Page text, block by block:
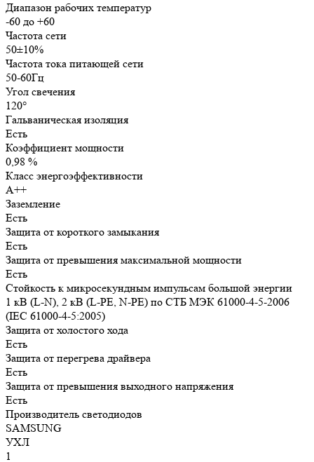
Диапазон рабочих температур
-60 до +60
Частота сети
50±10%
Частота тока питающей сети
50-60Гц
Угол свечения
120°
Гальваническая изоляция
Есть
Коэффициент мощности
0,98 %
Класс энергоэффективности
А++
Заземление
Есть
Защита от короткого замыкания
Есть
Защита от превышения максимальной мощности
Есть
Стойкость к микросекундным импульсам большой энергии
1 кВ (L-N), 2 кВ (L-PE, N-PE) по СТБ МЭК 61000-4-5-2006
(IEC 61000-4-5:2005)
Защита от холостого хода
Есть
Защита от перегрева драйвера
Есть
Защита от превышения выходного напряжения
Есть
Производитель светодиодов
SAMSUNG
УХЛ
1